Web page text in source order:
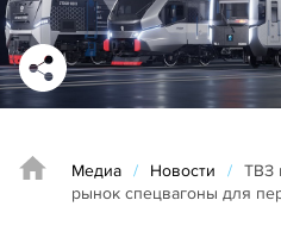
Медиа / Новости / ТВЗ
рынок спецвагоны для